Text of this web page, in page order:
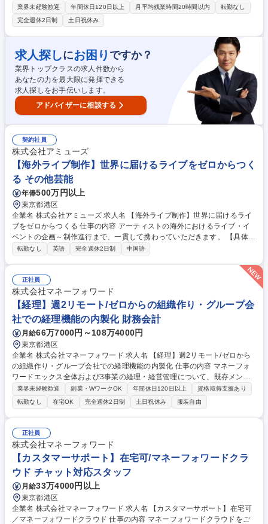
す。未経験で中途入社した社員も多く、美容が好きで、物作りに関わりた
いという熱意を持った方を募集します。 ■新商品コンセプトの選定、アイ
デアの取りまとめ■新商品のデザインのラフ案の考想■販促、プロモーショ
ンの選定と進行■コラボイベントの企画■その他、PR関連業務もサポート
頂く場合があります。＜入社後の流れ＞入社後3週間程度の研修を実施し
ます。その後、現場配属となり先輩社員のフォローのもと実務に取り組ん
でいきます。 募集職種 ヘアケアブランドの【商品企画】未経験OK/美容・
コスメ好きの方歓迎！年休125日
業界未経験歓迎 年間休日120日以上 月平均残業時間20時間以内
転勤なし
完全週休2日制
土日祝休み
求人探しにお困り ですか？
業界トップクラスの求人件数から
あなたの力を最大限に発揮できる
求人探しをお手伝いします。
アドバイザーに相談する
契約社員
株式会社アミューズ
【海外ライブ制作】世界に届けるライブをゼロからつく
る その他芸能
年俸500万円以上
東京都港区
企業名 株式会社アミューズ 求人名 【海外ライブ制作】世界に届けるライ
ブをゼロからつくる 仕事の内容 アーティストの海外におけるライブ・イ
ベントの企画～制作進行まで、一貫して携わっていただきます。 【具体的
な業務】 ■海外ライブの企画・制作進行 ■現地制作会社、関係各所との折
のアテンド対応 ■予算管理、進行管理 など ※海外出張（ライブ現場対応3
～5日程度）が発生します。 募集職種 【海外ライブ制作】世界に届けるラ
イブをゼロからつくる
転勤なし 英語 完全週休2日制 中国語
正社員
株式会社マネーフォワード
【経理】週2リモート/ゼロからの組織作り・グループ会
社での経理機能の内製化 財務会計
月給66万7000円～108万4000円
東京都港区
企業名 株式会社マネーフォワード 求人名 【経理】週2リモート/ゼロから
の組織作り・グループ会社での経理機能の内製化 仕事の内容 マネーフォ
ワードエックス全体および3事業の経理・経営管理について、既存メンバ
ーおよび経営陣とともに主たる以下の業務を担っていただきます。 ■経理
体制の構築：マネーフォワード本体からの業務引き継ぎおよび内製化フロ
ーの構築 ■経理実務および決算業務：月次・四半期・年次決算業務の遂行
■会計・税務論点対応：会計・税務における個別論点への対応、顧問税理
士との連携 募集職種 【経理】週2リモート/ゼロからの組織作り・グルー
プ会社での経理機能の内製化
業界未経験歓迎 副業・WワークOK 年間休日120日以上
資格取得支援あり
転勤なし
在宅OK 完全週休2日制 土日祝休み 服装自由
正社員
株式会社マネーフォワード
【カスタマーサポート】在宅可/マネーフォワードクラ
ウド チャット対応スタッフ
月給33万4000円以上
東京都港区
企業名 株式会社マネーフォワード 求人名 【カスタマーサポート】在宅可
／マネーフォワードクラウド 仕事の内容 マネーフォワードクラウドをご